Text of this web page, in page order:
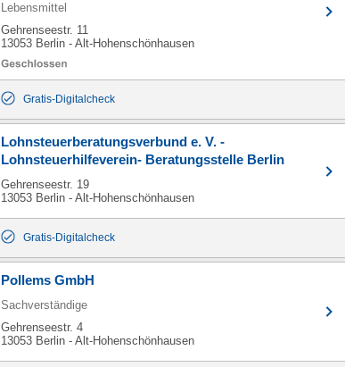
Lebensmittel
Gehrenseestr. 11
13053 Berlin - Alt-Hohenschönhausen
Gratis-Digitalcheck
Lohnsteuerberatungsverbund e. V. -
Lohnsteuerhilfeverein- Beratungsstelle Berlin
Gehrenseestr. 19
13053 Berlin - Alt-Hohenschönhausen
Gratis-Digitalcheck
Pollems GmbH
Sachverständige
Gehrenseestr. 4
13053 Berlin - Alt-Hohenschönhausen